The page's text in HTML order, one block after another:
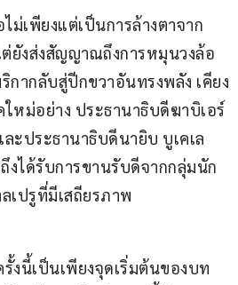
ม่เพียงแต่เป็นการล้างตาจาก
ยังส่งสัญญาณถึงการหมุนวงล้อ
กากลับสู่ปีกขวาอันทรงพลัง เคียง
หม่อย่าง ประธานาธิบดีฆาบิเอร์
ะประธานาธิบดีนายิบ บูเคเล
งได้รับการขานรับดีจากกลุ่มนัก
เปรูที่มีเสถียรภาพ
งนี้เป็นเพียงจุดเริ่มต้นของบท